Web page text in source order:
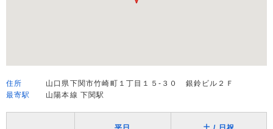
住所
山口県下関市竹崎町１丁目１５-３０ 銀鈴ビル２Ｆ
最寄駅
山陽本線 下関駅